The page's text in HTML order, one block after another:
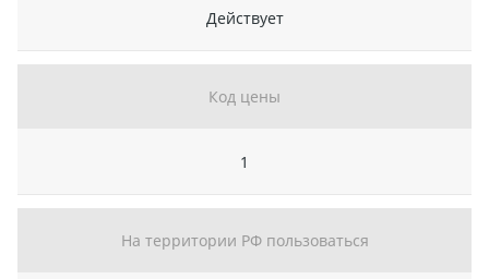
Действует
Код цены
1
На территории РФ пользоваться